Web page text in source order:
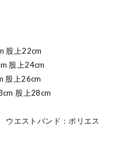
股上22cm
股上24cm
股上26cm
股上28cm
エストバンド：ポリエス